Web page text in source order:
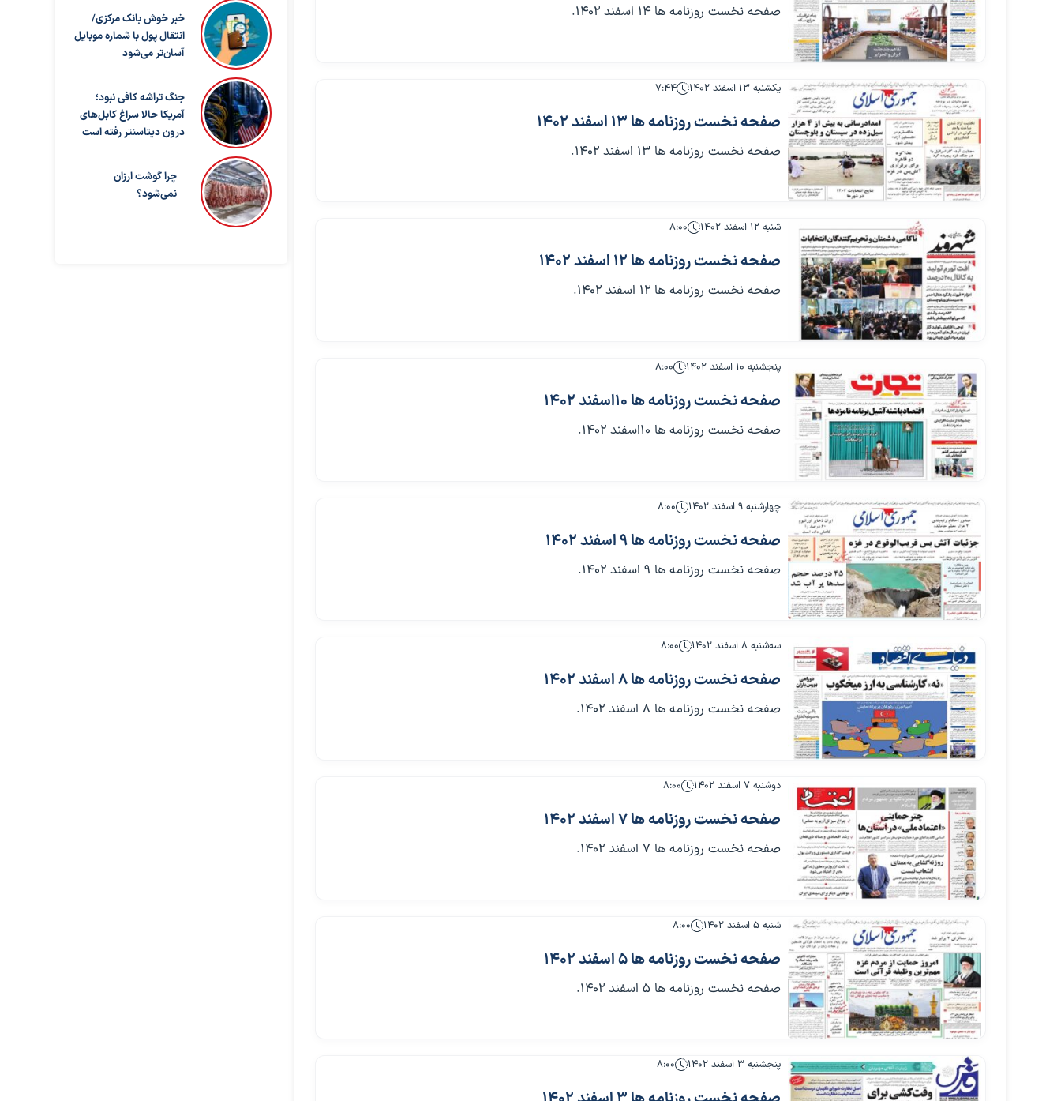
صفحه نخست روزنامه ها 14 اسفند 1402.
یکشنبه ۱۳ اسفند ۱۴۰۲ ۷:۴۴
صفحه نخست روزنامه ها 13 اسفند 1402
صفحه نخست روزنامه ها 13 اسفند 1402.
شنبه ۱۲ اسفند ۱۴۰۲ ۸:۰۰
صفحه نخست روزنامه ها 12 اسفند 1402
صفحه نخست روزنامه ها 12 اسفند 1402.
پنجشنبه ۱۰ اسفند ۱۴۰۲ ۸:۰۰
صفحه نخست روزنامه ها 10اسفند 1402
صفحه نخست روزنامه ها 10اسفند 1402.
چهارشنبه ۹ اسفند ۱۴۰۲ ۸:۰۰
صفحه نخست روزنامه ها 9 اسفند 1402
صفحه نخست روزنامه ها 9 اسفند 1402.
سه‌شنبه ۸ اسفند ۱۴۰۲ ۸:۰۰
صفحه نخست روزنامه ها 8 اسفند 1402
صفحه نخست روزنامه ها 8 اسفند 1402.
دوشنبه ۷ اسفند ۱۴۰۲ ۸:۰۰
صفحه نخست روزنامه ها 7 اسفند 1402
صفحه نخست روزنامه ها 7 اسفند 1402.
شنبه ۵ اسفند ۱۴۰۲ ۸:۰۰
صفحه نخست روزنامه ها 5 اسفند 1402
صفحه نخست روزنامه ها 5 اسفند 1402.
پنجشنبه ۳ اسفند ۱۴۰۲ ۸:۰۰
خبر خوش بانک مرکزی/
انتقال پول با شماره موبایل
آسان‌تر می‌شود
جنگ تراشه کافی نبود؛
آمریکا حالا سراغ کابل‌های
درون دیتاسنتر رفته است
چرا گوشت ارزان
نمی‌شود؟